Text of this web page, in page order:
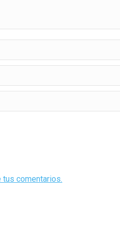
comentarios.